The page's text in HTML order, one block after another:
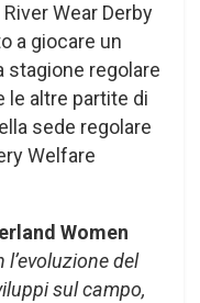
Wear Derby
a giocare un
stagione regolare
le altre partite di
sede regolare
Welfare
Women
l’evoluzione del
sul campo,